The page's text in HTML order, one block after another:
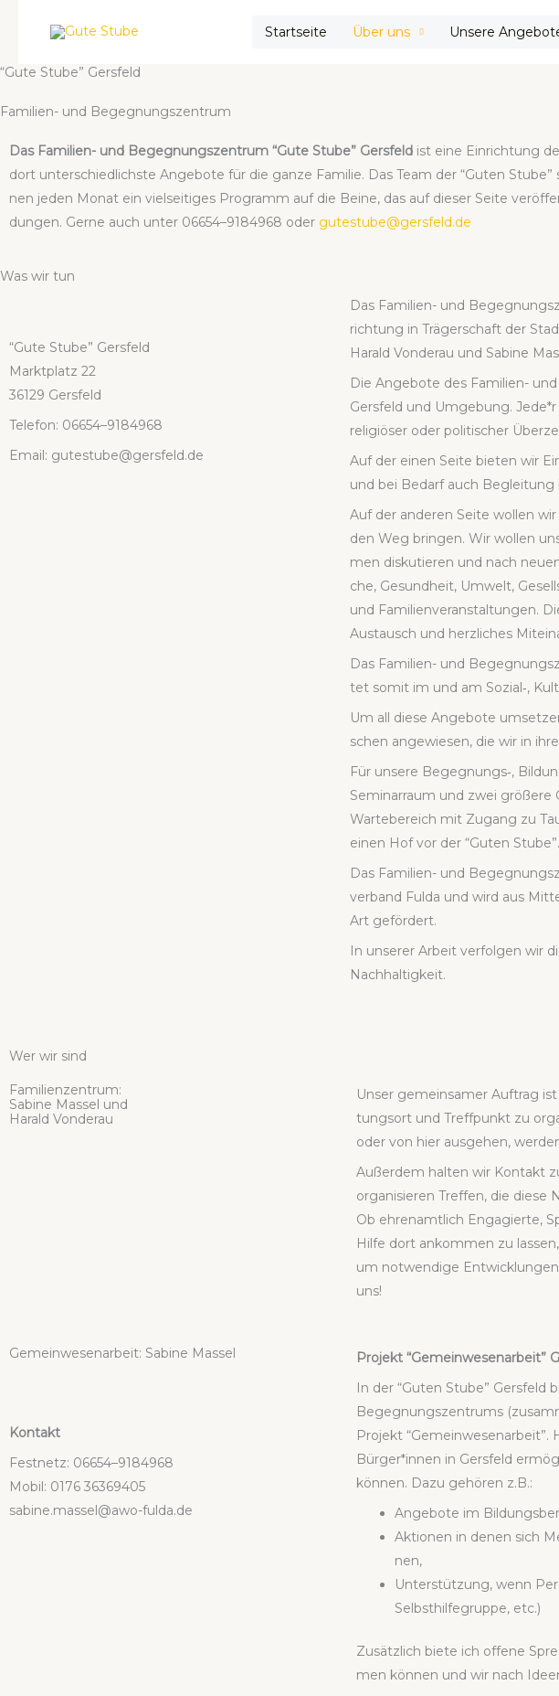
Start­sei­te Über uns Unse­re
“Gute Stu­be” Gers­feld
Fami­li­en- und Begeg­nungs­zen­trum
Das Fami­li­en- und Begeg­nungs­zen­trum “Gute Stu­be” Gers­feld ist eine Ein­rich­tung
dort unter­schied­lichs­te Ange­bo­te für die gan­ze Fami­lie. Das Team der “Guten
nen jeden Monat ein viel­sei­ti­ges Pro­gramm auf die Bei­ne, das auf die­ser Sei­te
dun­gen. Ger­ne auch unter 06654–9184968 oder gutestube@gersfeld.de
Was wir tun
“Gute Stu­be” Gers­feld
Markt­platz 22
36129 Gers­feld
Tele­fon: 06654–9184968
Email: gutestube@gersfeld.de
Das Fami­li­en- und
rich­tung in Trä­ger­schaft der
Harald Von­der­au und Sabi­ne
Die Ange­bo­te des Fami­li­en-
Gers­feld und Umge­bung.
reli­giö­ser oder poli­ti­scher
Auf der einen Sei­te bie­ten wir
und bei Bedarf auch
Auf der ande­ren Sei­te wol­len
den Weg brin­gen. Wir wol­len
men dis­ku­tie­ren und nach
che, Gesund­heit, Umwelt,
und Fami­li­en­ver­an­stal­tun­gen.
Aus­tausch und herz­li­ches
Das Fami­li­en- und
tet somit im und am Sozial‑,
Um all die­se Ange­bo­te
schen ange­wie­sen, die wir in
Für unse­re Begegnungs‑,
Semi­nar­raum und zwei grö­ße­re
War­te­be­reich mit Zugang zu
einen Hof vor der “Guten Stu­be”.
Das Fami­li­en- und
ver­band Ful­da und wird aus
Art geför­dert.
In unse­rer Arbeit ver­fol­gen wir
Nach­hal­tig­keit.
Wer wir sind
Fami­li­en­zen­trum:
Sabi­ne Mas­sel und
Harald Von­der­au
Unser gemein­sa­mer Auf­trag
tungs­ort und Treff­punkt zu
oder von hier aus­ge­hen,
Außer­dem hal­ten wir Kon­takt
orga­ni­sie­ren Tref­fen, die die­se
Ob ehren­amt­lich Enga­gier­te,
Hil­fe dort ankom­men zu
um not­wen­di­ge
uns!
Gemein­we­sen­ar­beit: Sabi­ne Mas­sel
Kon­takt
Fest­netz: 06654–9184968
Mobil: 0176 36369405
sabine.massel@awo-fulda.de
Pro­jekt “Gemein­we­sen­ar­beit”
In der “Guten Stu­be”
Begeg­nungs­zen­trums
Pro­jekt
Bürger*innen in Gers­feld
kön­nen. Dazu gehö­ren z.B.:
Ange­bo­te im
Aktio­nen in denen sich
Unter­stüt­zung, wenn
Selbst­hil­fe­grup­pe, etc.)
Zusätz­lich bie­te ich offe­ne
men kön­nen und wir nach